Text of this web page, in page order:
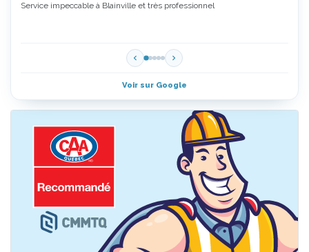
Service impeccable à Blainville et très professionnel
Voir sur Google